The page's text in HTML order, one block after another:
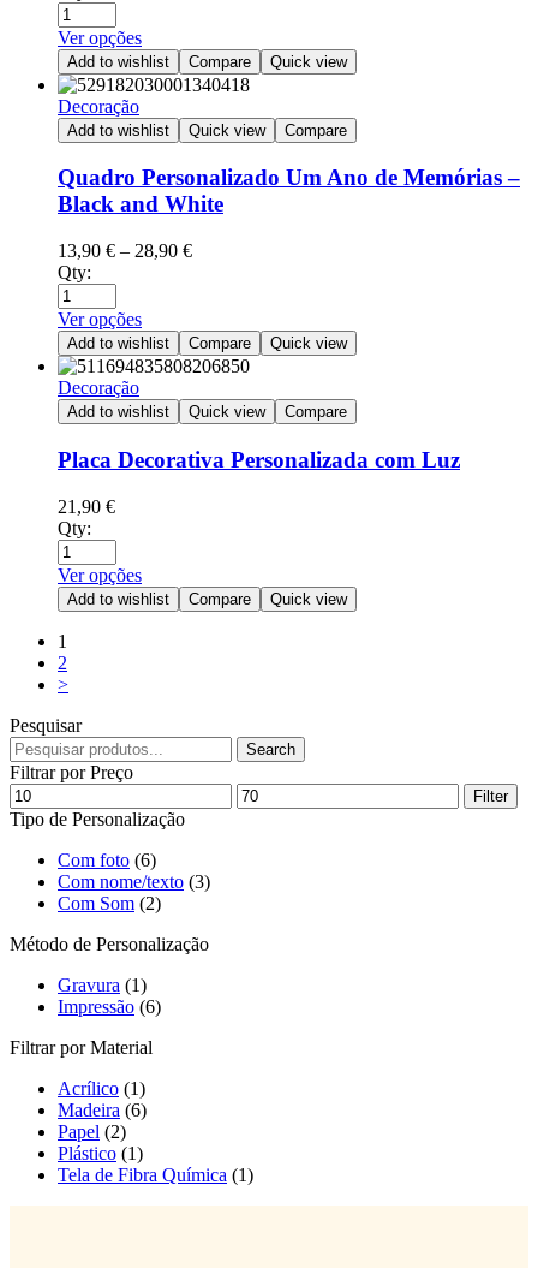
Ver opções
Add to wishlist Compare Quick view
Decoração
Add to wishlist Quick view Compare
Quadro Personalizado Um Ano de Memórias –
Black and White
13,90 € – 28,90 €
Qty:
Ver opções
Add to wishlist Compare Quick view
Decoração
Add to wishlist Quick view Compare
Placa Decorativa Personalizada com Luz
21,90 €
Qty:
Ver opções
Add to wishlist Compare Quick view
1
2
>
Pesquisar
Search
Filtrar por Preço
Filter
Tipo de Personalização
Com foto (6)
Com nome/texto (3)
Com Som (2)
Método de Personalização
Gravura (1)
Impressão (6)
Filtrar por Material
Acrílico (1)
Madeira (6)
Papel (2)
Plástico (1)
Tela de Fibra Química (1)